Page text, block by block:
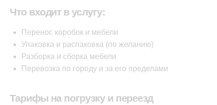
Что входит в услугу:
Перенос коробок и мебели
Упаковка и распаковка (по желанию)
Разборка и сборка мебели
Перевозка по городу и за его пределами
Тарифы на погрузку и переезд